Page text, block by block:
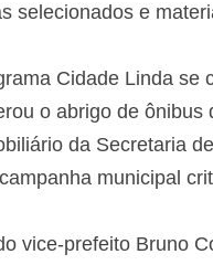
selecionados e
Cidade Linda se
o abrigo de
da Secretaria
municipal
vice-prefeito Bruno